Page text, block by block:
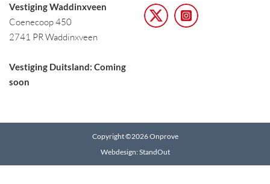
Vestiging Waddinxveen
Coenecoop 450
2741 PR Waddinxveen
Vestiging Duitsland: Coming
soon
Copyright ©2026 Onprove
Webdesign: StandOut